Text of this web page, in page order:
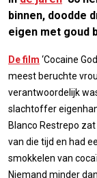
binnen, doodde
eigen met goud
De film ‘Cocaine
meest beruchte
verantwoordelijk
slachtoffer
Blanco Restrepo
van die tijd en had
smokkelen van
Niemand minder